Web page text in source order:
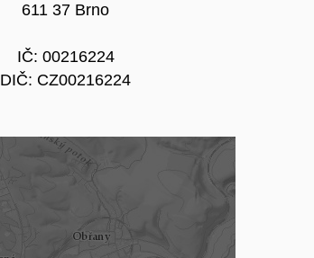
611 37 Brno
IČ: 00216224
DIČ: CZ00216224